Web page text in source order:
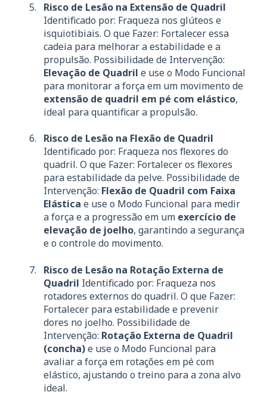
Risco de Lesão na Extensão de Quadril
Identificado por: Fraqueza nos glúteos e
isquiotibiais. O que Fazer: Fortalecer essa
cadeia para melhorar a estabilidade e a
propulsão. Possibilidade de Intervenção:
Elevação de Quadril e use o Modo Funcional
para monitorar a força em um movimento de
extensão de quadril em pé com elástico,
ideal para quantificar a propulsão.
Risco de Lesão na Flexão de Quadril
Identificado por: Fraqueza nos flexores do
quadril. O que Fazer: Fortalecer os flexores
para estabilidade da pelve. Possibilidade de
Intervenção: Flexão de Quadril com Faixa
Elástica e use o Modo Funcional para medir
a força e a progressão em um exercício de
elevação de joelho, garantindo a segurança
e o controle do movimento.
Risco de Lesão na Rotação Externa de
Quadril Identificado por: Fraqueza nos
rotadores externos do quadril. O que Fazer:
Fortalecer para estabilidade e prevenir
dores no joelho. Possibilidade de
Intervenção: Rotação Externa de Quadril
(concha)e use o Modo Funcional para
avaliar a força em rotações em pé com
elástico, ajustando o treino para a zona alvo
ideal.